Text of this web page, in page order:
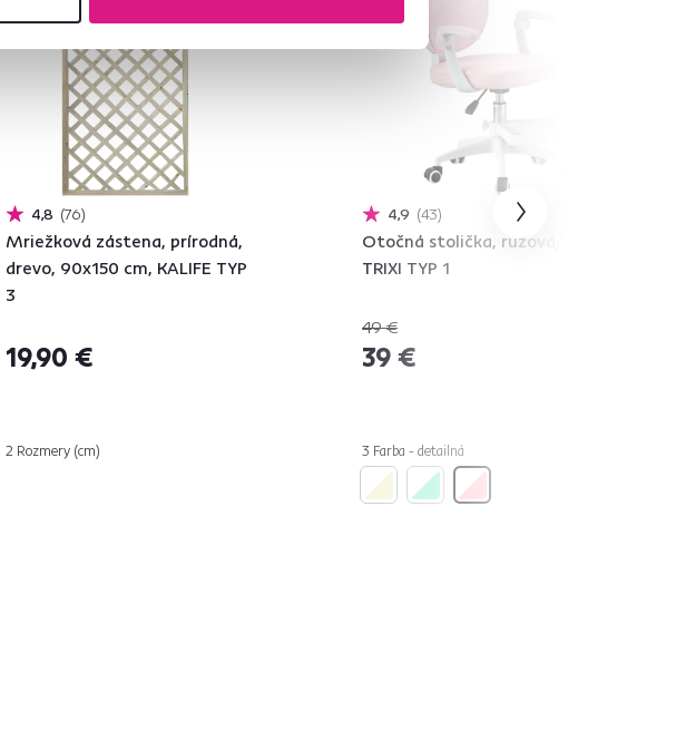
4,8 76
Mriežková zástena, prírodná,
drevo, 90x150 cm, KALIFE TYP
3
19,90 €
2 Rozmery (cm)
4,9 43
Otočná stolička, ružová/biela,
TRIXI TYP 1
49 €
39 €
3 Farba - detailná